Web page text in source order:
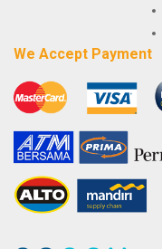
We Accept Payment